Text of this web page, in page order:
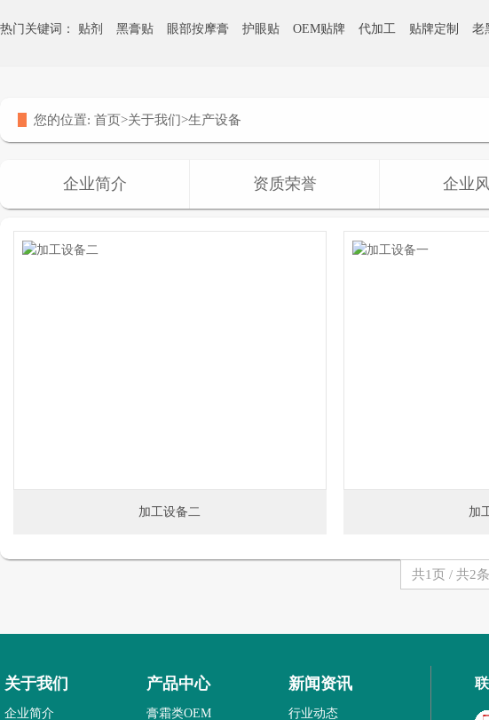
热门关键词： 贴剂 黑膏贴 眼部按摩膏 护眼贴 OEM贴牌 代加工 贴牌定制 老
您的位置: 首页>关于我们>生产设备
企业简介 资质荣誉 企业
加工设备二 加
共1页 / 共2条
关于我们
企业简介
产品中心
膏霜类OEM
新闻资讯
行业动态